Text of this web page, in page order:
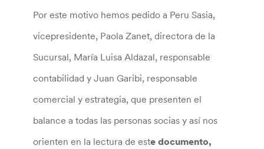
Por este motivo hemos pedido a Peru Sasia,
vicepresidente, Paola Zanet, directora de la
Sucursal, María Luisa Aldazal, responsable
contabilidad y Juan Garibi, responsable
comercial y estrategia, que presenten el
balance a todas las personas socias y así nos
orienten en la lectura de este documento,